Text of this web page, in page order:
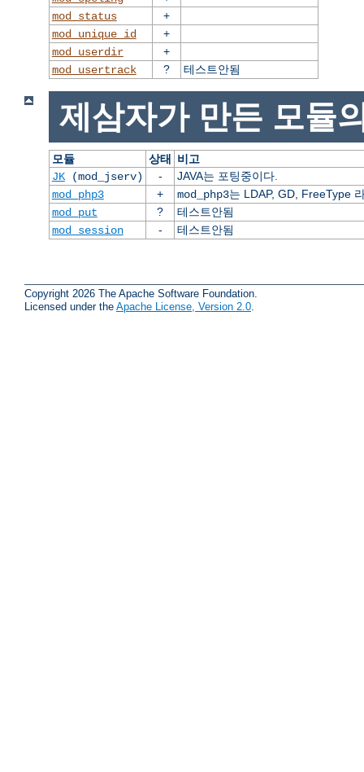
mod_status
+
mod_unique_id
+
mod_userdir
+
mod_usertrack
? 테스트안됨
제삼자가 만든 모듈
모듈 상태 비고
JK(mod_jserv) -
JAVA는 포팅중이다.
mod_php3
+ mod_php3는 LDAP, GD, FreeType
mod_put
?
테스트안됨
mod_session
- 테스트안됨
Copyright 2026 The Apache Software Foundation.
Licensed under the Apache License, Version 2.0